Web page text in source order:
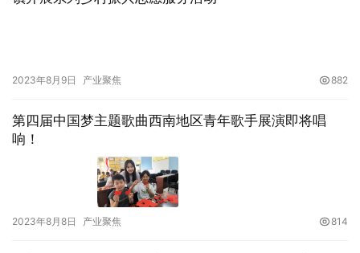
2023年8月9日 产业聚焦 882
第四届中国梦主题歌曲西南地区青年歌手展演即将唱
响！
2023年8月8日 产业聚焦 814